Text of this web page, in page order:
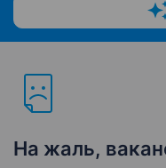
На жаль,